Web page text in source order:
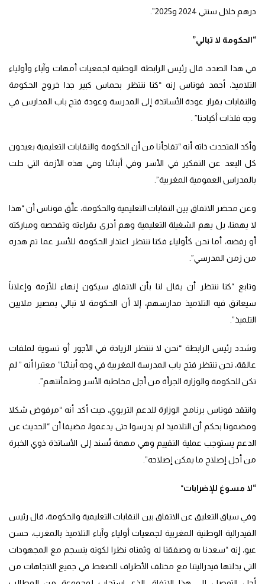
درهم خلال سنتي 2024 و2025”.
“الحكومة لا تبالي”
في هذا الصدد، قال رئيس الرابطة الوطنية لجمعيات أمهات وآباء وأولياء
التلاميذ، أحمد فوناس إنه “كنا ننتظر بحماس كبير جدا خروج الحكومة
والنقابات بقرار عودة الأساتذة إلى المدرسة وعودة فتح باب المدارس في
وجه فلذات أكبادنا” .
وأكد المتحدث ذاته أنه “تفاجأنا من أن الحكومة والنقابات التعليمية بعيدون
كل البعد عن التفكير في الأسر وفي أبنائنا وفي هذه الأزمة التي حلت
بالمدراس العمومية المغربية”.
وعن محضر الاتفاق بين النقابات التعليمية والحكومة، علَّق فوناس أن “هذا
لا يهمنا، بل يهم الشغيلة التعليمية وهم أدرى بقراءته وتفحصه ومباركته
أو رفضه، أما نحن كأولياء فكنا ننتظر اعتذار الحكومة للأسر عما تم هدره
من زمن المدرسي”.
وتابع “كنا ننتظر أن يقال لنا بأن الاتفاق سيكون إنهاء للأزمة وإعلاناً
سيعانق فيه التلاميذ مدارسهم، إلا أن الحكومة لا تبالي بمصير ملايين
التلميذ”.
وشدد رئيس الرابطة “نحن لا ننتظر الزيادة في الأجور أو تسوية لملفات
عالقة، نحن ننتظر فتح باب المدرسة المغربية في وجه أبنائنا” معتبرا أنه ” لم
تكن للحكومة والوزارة الجرأة من أجل مخاطبة الأسر وطمأنتهم”.
وانتقد فوناس برنامج الوزارة للدعم التربوي، حيث أكد أنه “مرفوض شكلا
ومضمونا بحكم أن التلاميذ لم يدرسوا حتى يدعموا، مضيفا أن “الحديث عن
الدعم يستوجب عملية التقييم وهي مهمة تُسند إلى الأساتذة ذوي الخبرة
من أجل إصلاح ما يمكن إصلاحه”.
“لا مسوغ للإضرابات“
وفي سياق التعليق عن الاتفاق بين النقابات التعليمية والحكومة، قال رئيس
الفيدرالية الوطنية المغربية لجمعيات أولياء وآباء التلاميذ بالمغرب، حسن
عبو، إنه “سعدنا به وصفقنا له وثمناه نظرا لكونه ينسجم مع المجهودات
التي بذلتها فيدراليتنا مع مختلف الأطراف للضغط في جميع الاتجاهات من